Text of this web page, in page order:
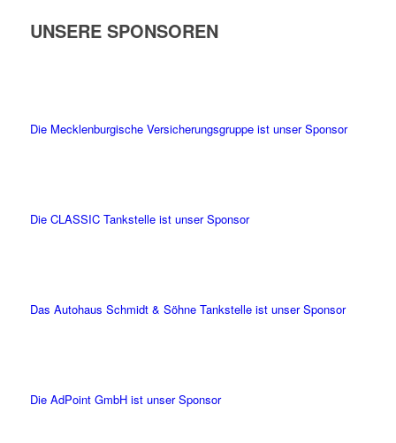
UNSERE SPONSOREN
Die Mecklenburgische Versicherungsgruppe ist unser Sponsor
Die CLASSIC Tankstelle ist unser Sponsor
Das Autohaus Schmidt & Söhne Tankstelle ist unser Sponsor
Die AdPoint GmbH ist unser Sponsor